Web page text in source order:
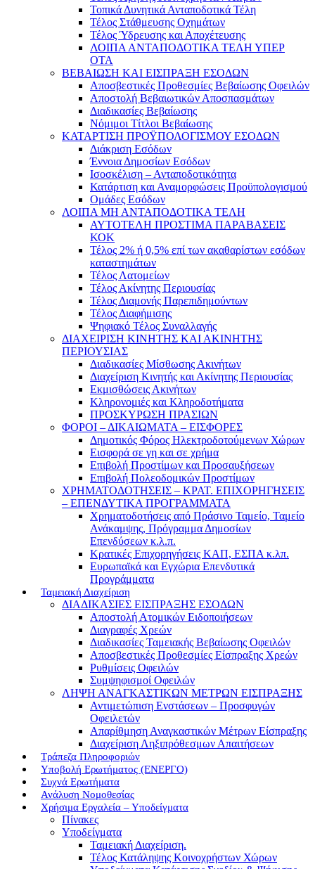
Τοπικά Δυνητικά Ανταποδοτικά Τέλη
Τέλος Στάθμευσης Οχημάτων
Τέλος Ύδρευσης και Αποχέτευσης
ΛΟΙΠΑ ΑΝΤΑΠΟΔΟΤΙΚΑ ΤΕΛΗ ΥΠΕΡ
ΟΤΑ
ΒΕΒΑΙΩΣΗ ΚΑΙ ΕΙΣΠΡΑΞΗ ΕΣΟΔΩΝ
Αποσβεστικές Προθεσμίες Βεβαίωσης Οφειλών
Αποστολή Βεβαιωτικών Αποσπασμάτων
Διαδικασίες Βεβαίωσης
Νόμιμοι Τίτλοι Βεβαίωσης
ΚΑΤΑΡΤΙΣΗ ΠΡΟΫΠΟΛΟΓΙΣΜΟΥ ΕΣΟΔΩΝ
Διάκριση Εσόδων
Έννοια Δημοσίων Εσόδων
Ισοσκέλιση – Ανταποδοτικότητα
Κατάρτιση και Αναμορφώσεις Προϋπολογισμού
Ομάδες Εσόδων
ΛΟΙΠΑ ΜΗ ΑΝΤΑΠΟΔΟΤΙΚΑ ΤΕΛΗ
ΑΥΤΟΤΕΛΗ ΠΡΟΣΤΙΜΑ ΠΑΡΑΒΑΣΕΙΣ
ΚΟΚ
Τέλος 2% ή 0,5% επί των ακαθαρίστων εσόδων
καταστημάτων
Τέλος Λατομείων
Τέλος Ακίνητης Περιουσίας
Τέλος Διαμονής Παρεπιδημούντων
Τέλος Διαφήμισης
Ψηφιακό Τέλος Συναλλαγής
ΔΙΑΧΕΙΡΙΣΗ ΚΙΝΗΤΗΣ ΚΑΙ ΑΚΙΝΗΤΗΣ
ΠΕΡΙΟΥΣΙΑΣ
Διαδικασίες Μίσθωσης Ακινήτων
Διαχείριση Κινητής και Ακίνητης Περιουσίας
Εκμισθώσεις Ακινήτων
Κληρονομιές και Κληροδοτήματα
ΠΡΟΣΚΥΡΩΣΗ ΠΡΑΣΙΩΝ
ΦΟΡΟΙ – ΔΙΚΑΙΩΜΑΤΑ – ΕΙΣΦΟΡΕΣ
Δημοτικός Φόρος Ηλεκτροδοτούμενων Χώρων
Εισφορά σε γη και σε χρήμα
Επιβολή Προστίμων και Προσαυξήσεων
Επιβολή Πολεοδομικών Προστίμων
ΧΡΗΜΑΤΟΔΟΤΗΣΕΙΣ – ΚΡΑΤ. ΕΠΙΧΟΡΗΓΗΣΕΙΣ
– ΕΠΕΝΔΥΤΙΚΑ ΠΡΟΓΡΑΜΜΑΤΑ
Χρηματοδοτήσεις από Πράσινο Ταμείο, Ταμείο
Ανάκαμψης, Πρόγραμμα Δημοσίων
Επενδύσεων κ.λ.π.
Κρατικές Επιχορηγήσεις ΚΑΠ, ΕΣΠΑ κ.λπ.
Ευρωπαϊκά και Εγχώρια Επενδυτικά
Προγράμματα
Ταμειακή Διαχείριση
ΔΙΑΔΙΚΑΣΙΕΣ ΕΙΣΠΡΑΞΗΣ ΕΣΟΔΩΝ
Αποστολή Ατομικών Ειδοποιήσεων
Διαγραφές Χρεών
Διαδικασίες Ταμειακής Βεβαίωσης Οφειλών
Αποσβεστικές Προθεσμίες Είσπραξης Χρεών
Ρυθμίσεις Οφειλών
Συμψηφισμοί Οφειλών
ΛΗΨΗ ΑΝΑΓΚΑΣΤΙΚΩΝ ΜΕΤΡΩΝ ΕΙΣΠΡΑΞΗΣ
Αντιμετώπιση Ενστάσεων – Προσφυγών
Οφειλετών
Απαρίθμηση Αναγκαστικών Μέτρων Είσπραξης
Διαχείριση Ληξιπρόθεσμων Απαιτήσεων
Τράπεζα Πληροφοριών
Υποβολή Ερωτήματος (ΕΝΕΡΓΟ)
Συχνά Ερωτήματα
Ανάλυση Νομοθεσίας
Χρήσιμα Εργαλεία – Υποδείγματα
Πίνακες
Υποδείγματα
Ταμειακή Διαχείριση.
Τέλος Κατάληψης Κοινοχρήστων Χώρων